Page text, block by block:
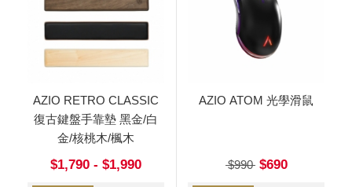
AZIO RETRO CLASSIC
復古鍵盤手靠墊 黑金/白
金/核桃木/楓木
$1,790 - $1,990
AZIO ATOM 光學滑鼠
$990$690